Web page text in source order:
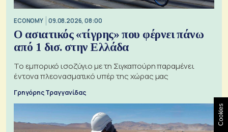
ECONOMY 09.08.2026, 08:00
Ο ασιατικός «τίγρης» που φέρνει πάνω
από 1 δισ. στην Ελλάδα
Το εμπορικό ισοζύγιο με τη Σιγκαπούρη παραμένει
έντονα πλεονασματικό υπέρ της χώρας μας
Γρηγόρης Τραγγανίδας
Cookies